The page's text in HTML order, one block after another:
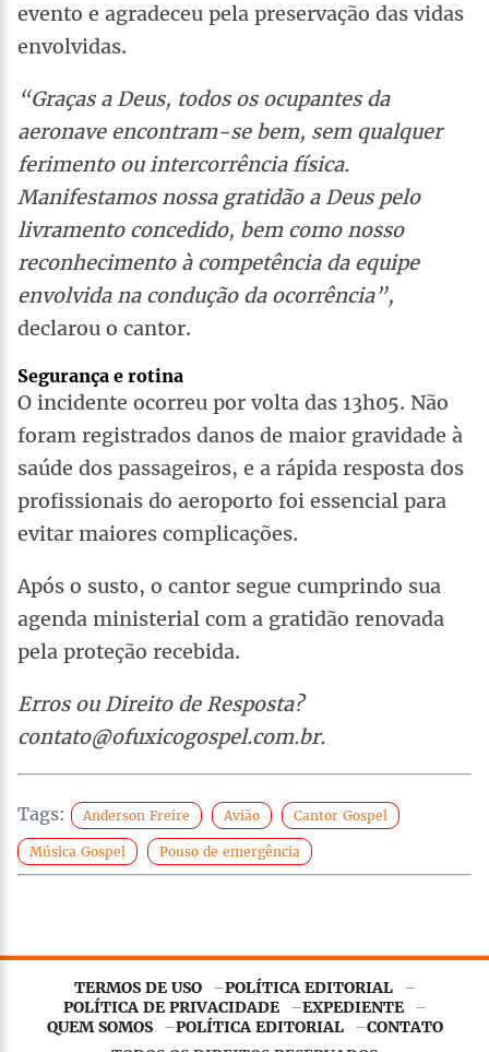
evento e agradeceu pela preservação das vidas
envolvidas.
“Graças a Deus, todos os ocupantes da
aeronave encontram-se bem, sem qualquer
ferimento ou intercorrência física.
Manifestamos nossa gratidão a Deus pelo
livramento concedido, bem como nosso
reconhecimento à competência da equipe
envolvida na condução da ocorrência”,
declarou o cantor.
Segurança e rotina
O incidente ocorreu por volta das 13h05. Não
foram registrados danos de maior gravidade à
saúde dos passageiros, e a rápida resposta dos
profissionais do aeroporto foi essencial para
evitar maiores complicações.
Após o susto, o cantor segue cumprindo sua
agenda ministerial com a gratidão renovada
pela proteção recebida.
Erros ou Direito de Resposta?
contato@ofuxicogospel.com.br.
Tags: Anderson Freire Avião Cantor Gospel
Música Gospel Pouso de emergência
TERMOS DE USO
POLÍTICA EDITORIAL
POLÍTICA DE PRIVACIDADE
EXPEDIENTE
QUEM SOMOS
POLÍTICA EDITORIAL
CONTATO
Este site utilizacookies essenciaispara garantir o